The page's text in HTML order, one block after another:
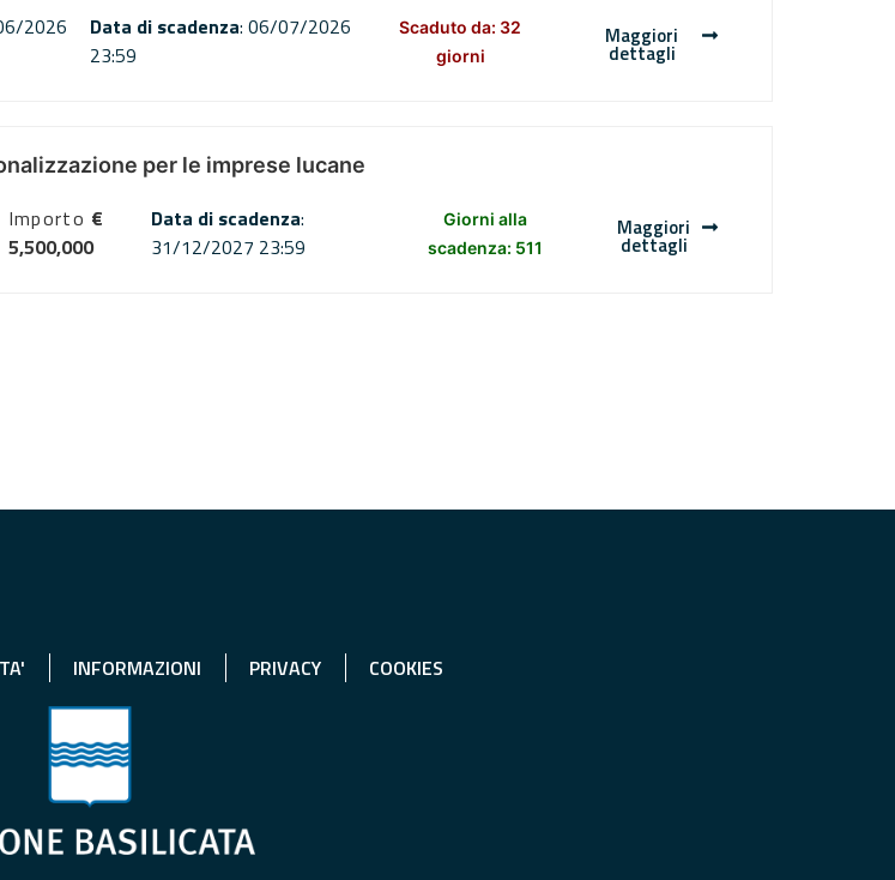
2026
Data di scadenza: 06/07/2026
23:59
Scaduto da: 32
giorni
Maggiori
dettagli
per le imprese lucane
Importo €
5,500,000
Data di scadenza:
31/12/2027 23:59
Giorni alla
scadenza: 511
Maggiori
dettagli
INFORMAZIONI PRIVACY COOKIES